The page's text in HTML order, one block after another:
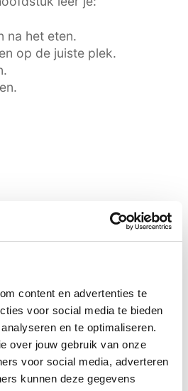
content en advertenties te
voor social media te bieden
en te optimaliseren.
over jouw gebruik van onze
voor social media, adverteren
kunnen deze gegevens
na het eten.
op de juiste plek.